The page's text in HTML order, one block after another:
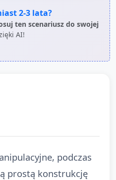
2-3 lata?
ten scenariusz do swojej
AI!
podczas
prostą konstrukcję